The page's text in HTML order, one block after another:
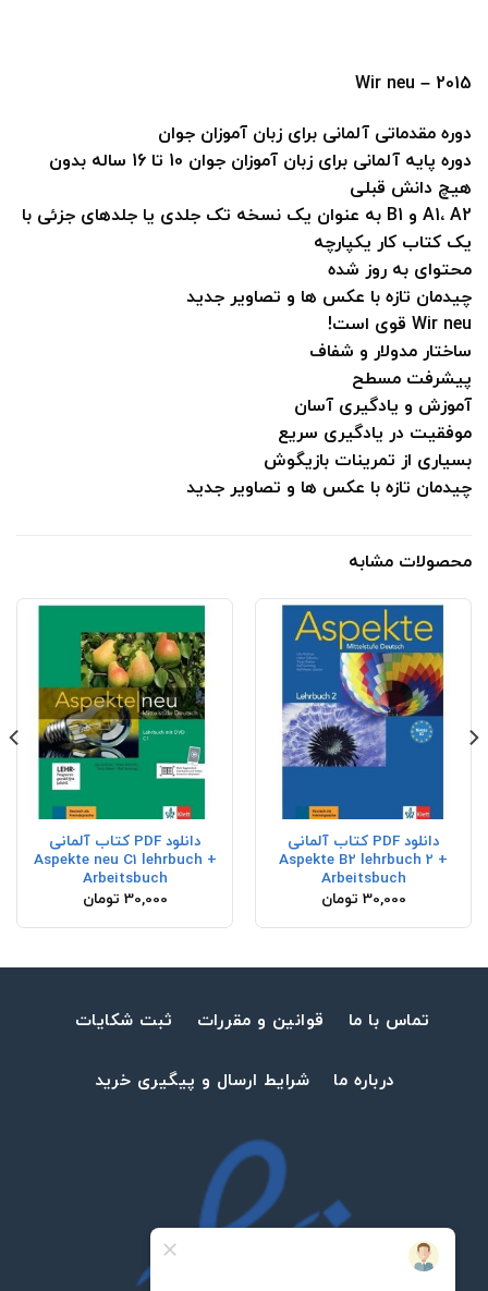
Wir neu – 2015
دوره مقدماتی آلمانی برای زبان آموزان جوان
دوره پایه آلمانی برای زبان آموزان جوان 10 تا 16 ساله بدون
هیچ دانش قبلی
A1، A2 و B1 به عنوان یک نسخه تک جلدی یا جلدهای جزئی با
یک کتاب کار یکپارچه
محتوای به روز شده
چیدمان تازه با عکس ها و تصاویر جدید
Wir neu قوی است!
ساختار مدولار و شفاف
پیشرفت مسطح
آموزش و یادگیری آسان
موفقیت در یادگیری سریع
بسیاری از تمرینات بازیگوش
چیدمان تازه با عکس ها و تصاویر جدید
محصولات مشابه
دانلود PDF کتاب آلمانی
Aspekte B2 lehrbuch 2 +
Arbeitsbuch
30,000 تومان
دانلود PDF کتاب آلمانی
Aspekte neu C1 lehrbuch +
Arbeitsbuch
30,000 تومان
تماس با ما قوانین و مقررات ثبت شکایات
درباره ما شرایط ارسال و پیگیری خرید